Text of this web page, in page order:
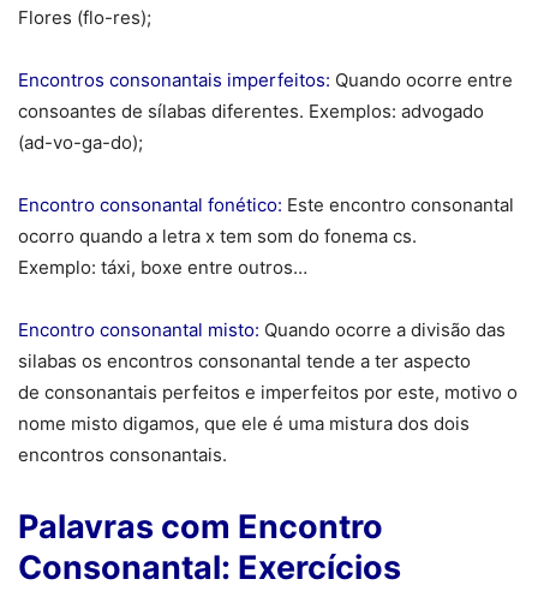
Flores (flo-res);
Encontros consonantais imperfeitos: Quando ocorre entre
consoantes de sílabas diferentes. Exemplos: advogado
(ad-vo-ga-do);
Encontro consonantal fonético: Este encontro consonantal
ocorro quando a letra x tem som do fonema cs.
Exemplo: táxi, boxe entre outros…
Encontro consonantal misto: Quando ocorre a divisão das
silabas os encontros consonantal tende a ter aspecto
de consonantais perfeitos e imperfeitos por este, motivo o
nome misto digamos, que ele é uma mistura dos dois
encontros consonantais.
Palavras com Encontro
Consonantal: Exercícios